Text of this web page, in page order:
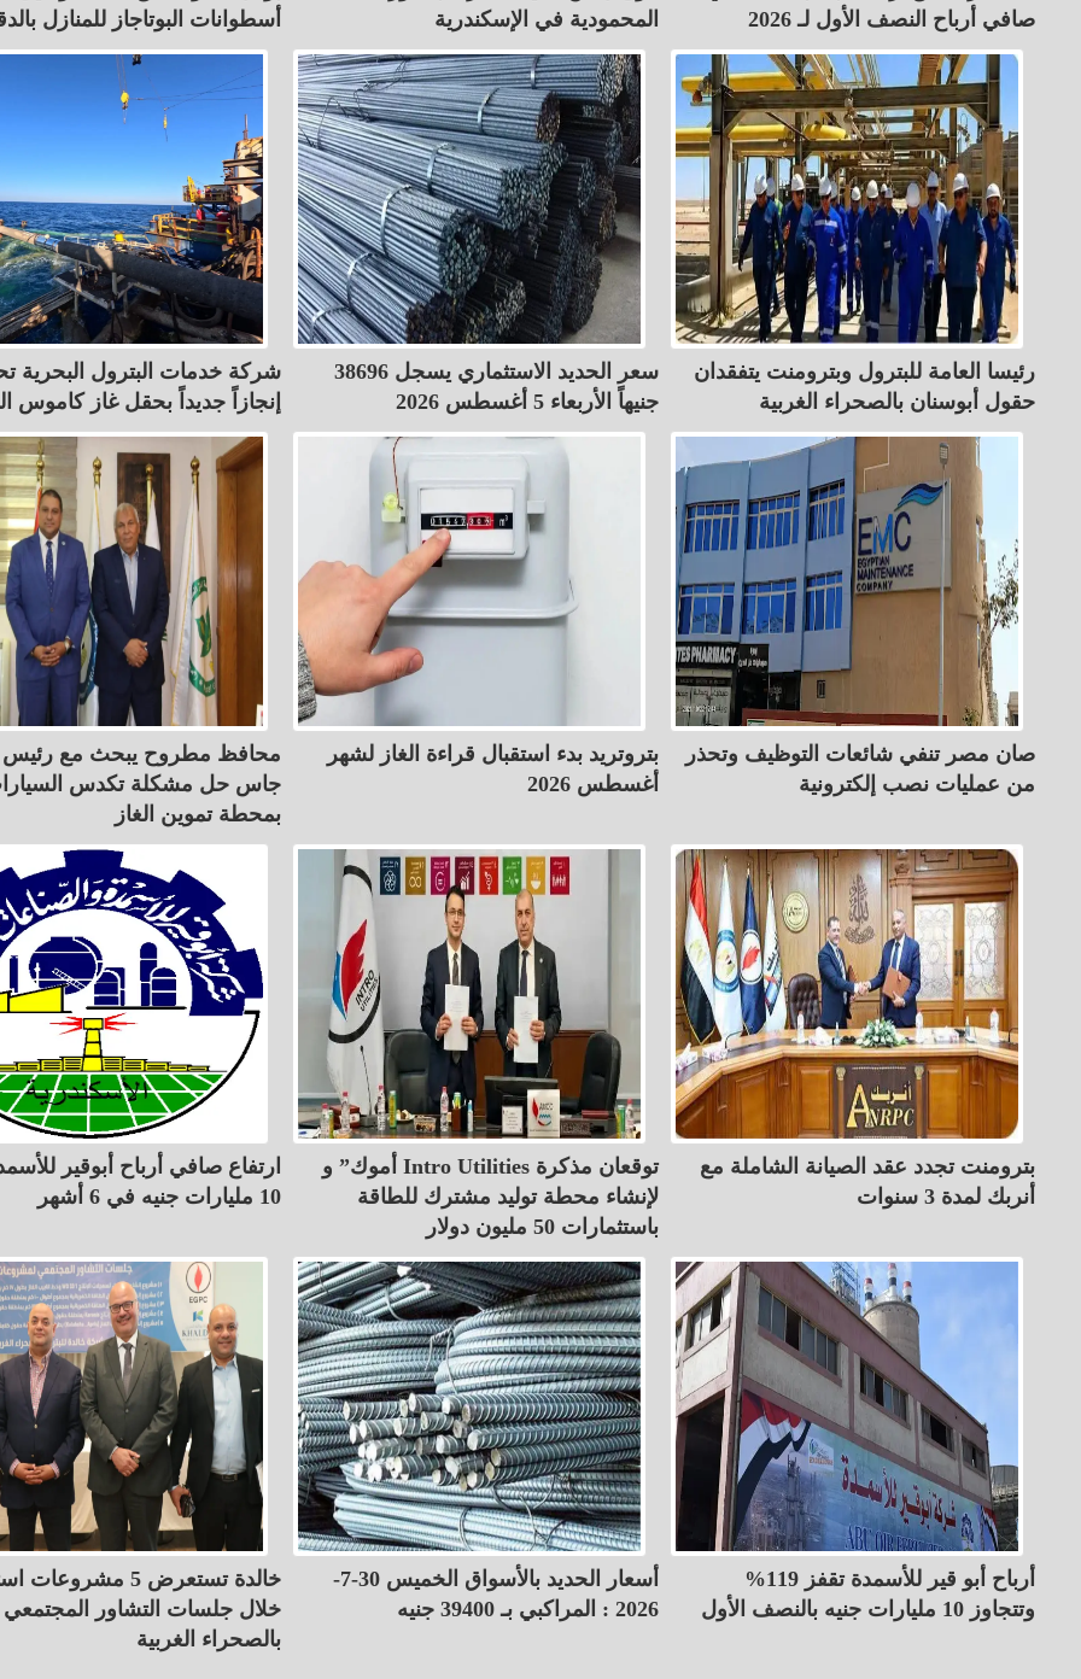
صافي أرباح النصف الأول لـ 2026
المحمودية في الإسكندرية
أسطوانات البوتاجاز للمنازل
رئيسا العامة للبترول وبترومنت يتفقدان
حقول أبوسنان بالصحراء الغربية
سعر الحديد الاستثماري يسجل 38696
جنيهاً الأربعاء 5 أغسطس 2026
شركة خدمات البترول البحرية
إنجازاً جديداً بحقل غاز كاموس
صان مصر تنفي شائعات التوظيف وتحذر
من عمليات نصب إلكترونية
بتروتريد بدء استقبال قراءة الغاز لشهر
أغسطس 2026
محافظ مطروح يبحث مع رئيس
جاس حل مشكلة تكدس
بمحطة تموين الغاز
بترومنت تجدد عقد الصيانة الشاملة مع
أنربك لمدة 3 سنوات
أموك” و Intro Utilities توقعان مذكرة
لإنشاء محطة توليد مشترك للطاقة
باستثمارات 50 مليون دولار
ارتفاع صافي أرباح أبوقير
10 مليارات جنيه في 6 أشهر
أرباح أبو قير للأسمدة تقفز 119%
وتتجاوز 10 مليارات جنيه بالنصف الأول
أسعار الحديد بالأسواق الخميس 30-7-
2026 : المراكبي بـ 39400 جنيه
خالدة تستعرض 5
خلال جلسات التشاور المجتمعي
بالصحراء الغربية